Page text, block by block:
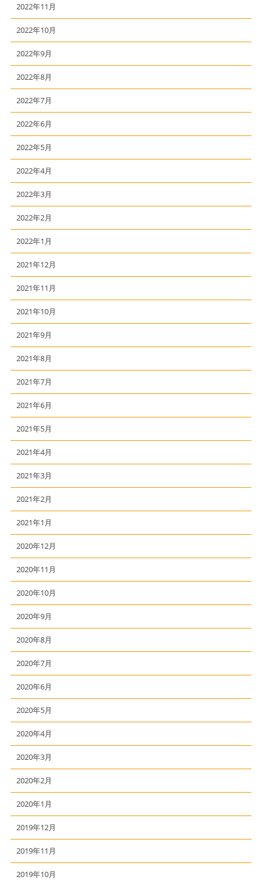
2022年11月
2022年10月
2022年9月
2022年8月
2022年7月
2022年6月
2022年5月
2022年4月
2022年3月
2022年2月
2022年1月
2021年12月
2021年11月
2021年10月
2021年9月
2021年8月
2021年7月
2021年6月
2021年5月
2021年4月
2021年3月
2021年2月
2021年1月
2020年12月
2020年11月
2020年10月
2020年9月
2020年8月
2020年7月
2020年6月
2020年5月
2020年4月
2020年3月
2020年2月
2020年1月
2019年12月
2019年11月
2019年10月